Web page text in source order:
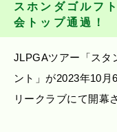
スホンダゴルフ
会トップ通過！
JLPGAツアー「スタ
ント」が2023年10
リークラブにて開幕